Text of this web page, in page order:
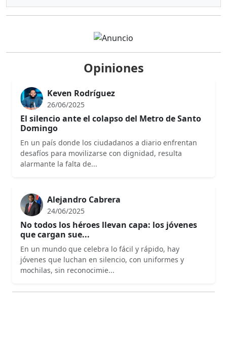
Opiniones
Keven Rodríguez
26/06/2025
El silencio ante el colapso del Metro de Santo
Domingo
En un país donde los ciudadanos a diario enfrentan
desafíos para movilizarse con dignidad, resulta
alarmante la falta de...
Alejandro Cabrera
24/06/2025
No todos los héroes llevan capa: los jóvenes
que cargan sue...
En un mundo que celebra lo fácil y rápido, hay
jóvenes que luchan en silencio, con uniformes y
mochilas, sin reconocimie...